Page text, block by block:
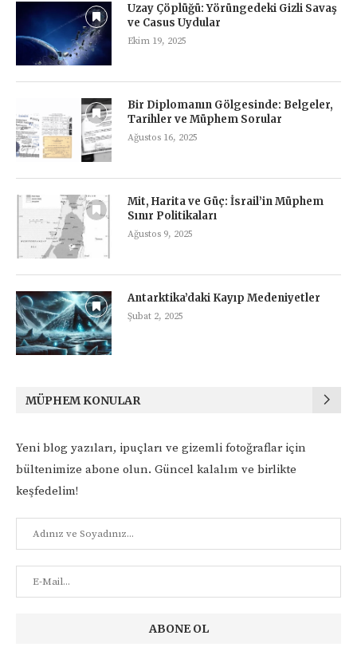
Uzay Çöplüğü: Yörüngedeki Gizli Savaş
ve Casus Uydular
Ekim 19, 2025
Bir Diplomanın Gölgesinde: Belgeler,
Tarihler ve Müphem Sorular
Ağustos 16, 2025
Mit, Harita ve Güç: İsrail’in Müphem
Sınır Politikaları
Ağustos 9, 2025
Antarktika’daki Kayıp Medeniyetler
Şubat 2, 2025
MÜPHEM KONULAR
Yeni blog yazıları, ipuçları ve gizemli fotoğraflar için
bültenimize abone olun. Güncel kalalım ve birlikte
keşfedelim!